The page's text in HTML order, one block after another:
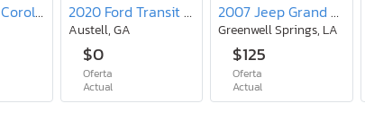
2020 Toyota Corolla le 2020 Ford Transit T-250
Austell, GA
$0
Oferta
Actual
2007 Jeep Grand Cherokee Overland
Greenwell Springs, LA
$125
Oferta
Actual